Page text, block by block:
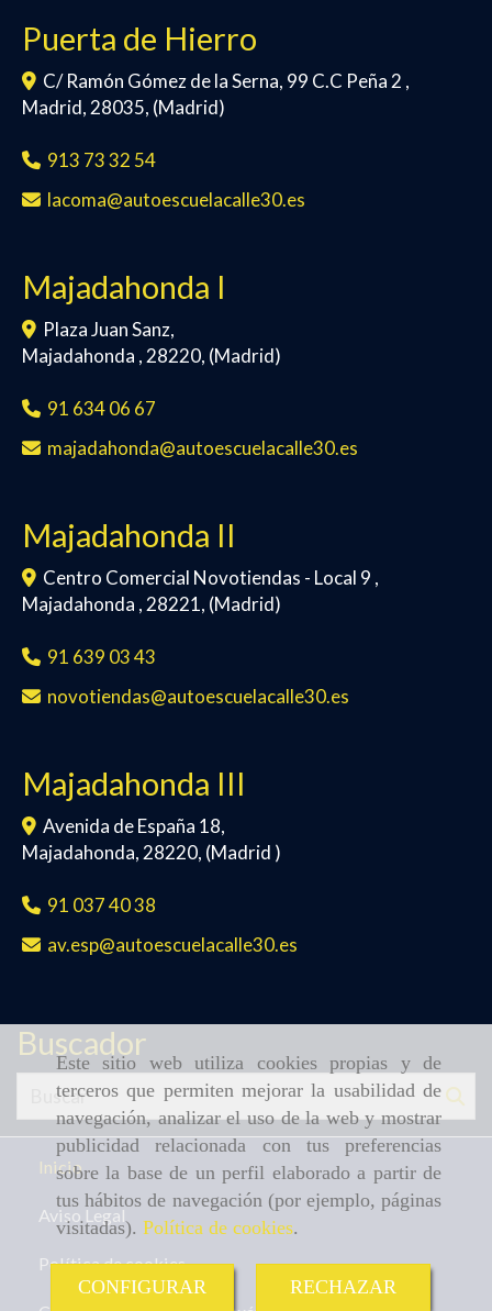
Este sitio web utiliza cookies propias y de
terceros que permiten mejorar la usabilidad de
navegación, analizar el uso de la web y mostrar
publicidad relacionada con tus preferencias
sobre la base de un perfil elaborado a partir de
tus hábitos de navegación (por ejemplo, páginas
visitadas). Política de cookies.
CONFIGURAR RECHAZAR
Puerta de Hierro
C/ Ramón Gómez de la Serna, 99 C.C Peña 2 ,
Madrid, 28035, (Madrid)
913 73 32 54
lacoma
autoescuelacalle30.es
Majadahonda I
Plaza Juan Sanz,
Majadahonda , 28220, (Madrid)
91 634 06 67
majadahonda
autoescuelacalle30.es
Majadahonda II
Centro Comercial Novotiendas - Local 9 ,
Majadahonda , 28221, (Madrid)
91 639 03 43
novotiendas
autoescuelacalle30.es
Majadahonda III
Avenida de España 18,
Majadahonda, 28220, (Madrid )
91 037 40 38
av.esp
autoescuelacalle30.es
Buscador
Inicio
Aviso Legal
Política de cookies